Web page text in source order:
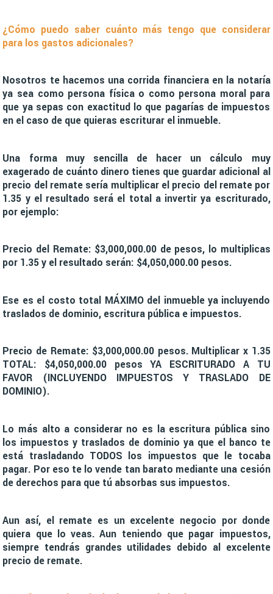
¿Cómo puedo saber cuánto más tengo que considerar
para los gastos adicionales?
Nosotros te hacemos una corrida financiera en la notaría
ya sea como persona física o como persona moral para
que ya sepas con exactitud lo que pagarías de impuestos
en el caso de que quieras escriturar el inmueble.
Una forma muy sencilla de hacer un cálculo muy
exagerado de cuánto dinero tienes que guardar adicional al
precio del remate sería multiplicar el precio del remate por
1.35 y el resultado será el total a invertir ya escriturado,
por ejemplo:
Precio del Remate: $3,000,000.00 de pesos, lo multiplicas
por 1.35 y el resultado serán: $4,050,000.00 pesos.
Ese es el costo total MÁXIMO del inmueble ya incluyendo
traslados de dominio, escritura pública e impuestos.
Precio de Remate: $3,000,000.00 pesos. Multiplicar x 1.35
TOTAL: $4,050,000.00 pesos YA ESCRITURADO A TU
FAVOR (INCLUYENDO IMPUESTOS Y TRASLADO DE
DOMINIO).
Lo más alto a considerar no es la escritura pública sino
los impuestos y traslados de dominio ya que el banco te
está trasladando TODOS los impuestos que le tocaba
pagar. Por eso te lo vende tan barato mediante una cesión
de derechos para que tú absorbas sus impuestos.
Aun así, el remate es un excelente negocio por donde
quiera que lo veas. Aun teniendo que pagar impuestos,
siempre tendrás grandes utilidades debido al excelente
precio de remate.